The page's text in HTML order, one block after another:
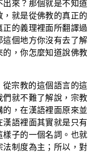
來？那個就是不知道
就是從佛教的真正的
的義理裡面所翻譯過
個地方你沒有去了解
，你怎麼知道說佛教
宗教的這個語言的這
就不難了解說，宗教
，在漢語裡面原來並
語裡面其實就是只有
子的一個名詞。也就
制度為主；所以，對